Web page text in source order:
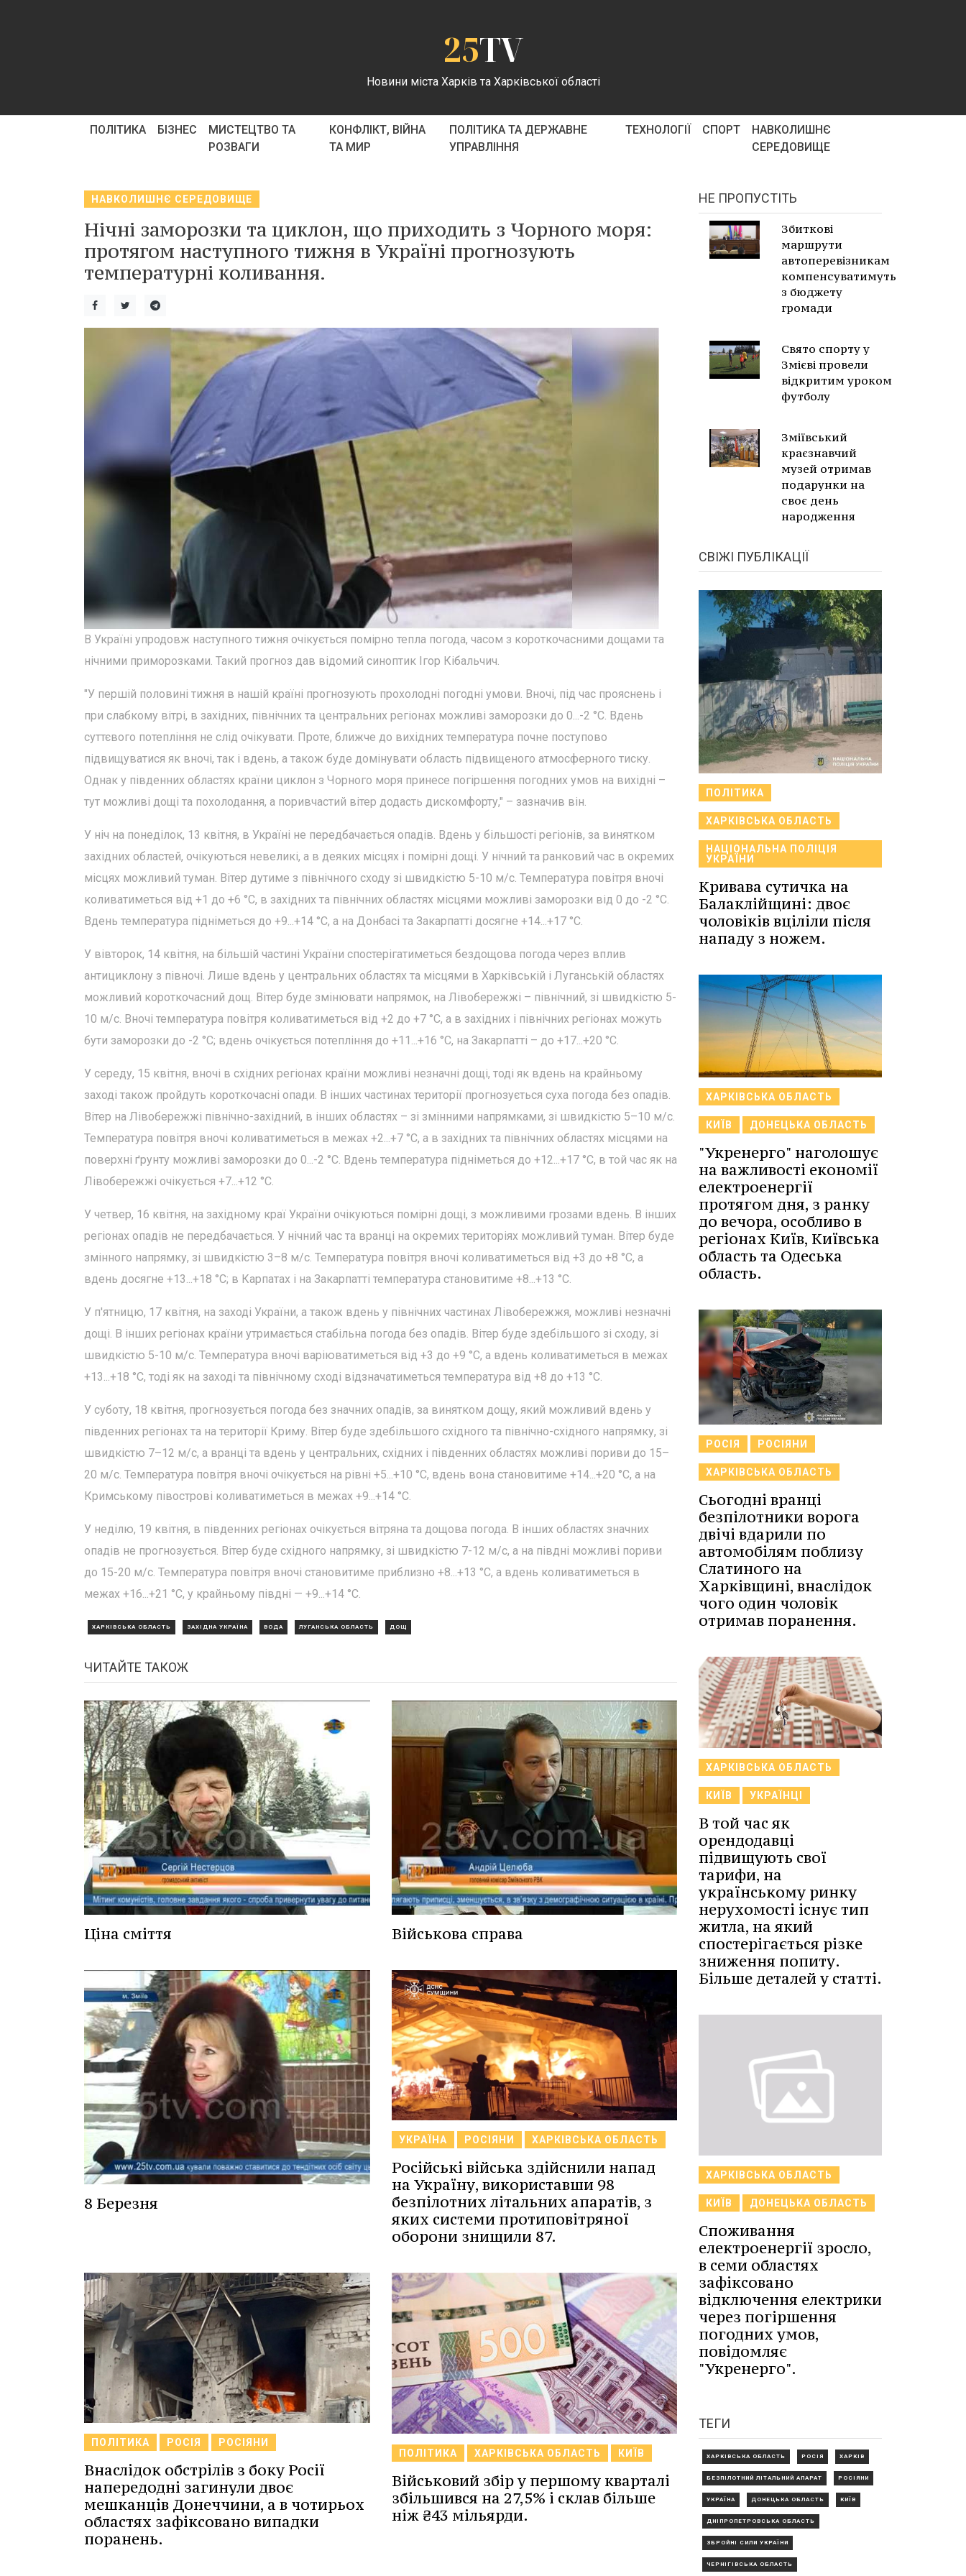
25TV
Новини міста Харків та Харківської області
ПОЛІТИКА БІЗНЕС
МИСТЕЦТВО ТА
РОЗВАГИ
КОНФЛІКТ, ВІЙНА
ТА МИР
ПОЛІТИКА ТА ДЕРЖАВНЕ
УПРАВЛІННЯ
ТЕХНОЛОГІЇ СПОРТ
НАВКОЛИШНЄ
СЕРЕДОВИЩЕ
НАВКОЛИШНЄ СЕРЕДОВИЩЕ
Нічні заморозки та циклон, що приходить з Чорного моря:
протягом наступного тижня в Україні прогнозують
температурні коливання.
В Україні упродовж наступного тижня очікується помірно тепла погода, часом з короткочасними дощами та
нічними приморозками. Такий прогноз дав відомий синоптик Ігор Кібальчич.
"У першій половині тижня в нашій країні прогнозують прохолодні погодні умови. Вночі, під час прояснень і
при слабкому вітрі, в західних, північних та центральних регіонах можливі заморозки до 0...-2 °С. Вдень
суттєвого потепління не слід очікувати. Проте, ближче до вихідних температура почне поступово
підвищуватися як вночі, так і вдень, а також буде домінувати область підвищеного атмосферного тиску.
Однак у південних областях країни циклон з Чорного моря принесе погіршення погодних умов на вихідні –
тут можливі дощі та похолодання, а поривчастий вітер додасть дискомфорту," – зазначив він.
У ніч на понеділок, 13 квітня, в Україні не передбачається опадів. Вдень у більшості регіонів, за винятком
західних областей, очікуються невеликі, а в деяких місцях і помірні дощі. У нічний та ранковий час в окремих
місцях можливий туман. Вітер дутиме з північного сходу зі швидкістю 5-10 м/с. Температура повітря вночі
коливатиметься від +1 до +6 °С, в західних та північних областях місцями можливі заморозки від 0 до -2 °С.
Вдень температура підніметься до +9...+14 °С, а на Донбасі та Закарпатті досягне +14...+17 °С.
У вівторок, 14 квітня, на більшій частині України спостерігатиметься бездощова погода через вплив
антициклону з півночі. Лише вдень у центральних областях та місцями в Харківській і Луганській областях
можливий короткочасний дощ. Вітер буде змінювати напрямок, на Лівобережжі – північний, зі швидкістю 5-
10 м/с. Вночі температура повітря коливатиметься від +2 до +7 °С, а в західних і північних регіонах можуть
бути заморозки до -2 °С; вдень очікується потепління до +11...+16 °С, на Закарпатті – до +17...+20 °С.
У середу, 15 квітня, вночі в східних регіонах країни можливі незначні дощі, тоді як вдень на крайньому
заході також пройдуть короткочасні опади. В інших частинах території прогнозується суха погода без опадів.
Вітер на Лівобережжі північно-західний, в інших областях – зі змінними напрямками, зі швидкістю 5–10 м/с.
Температура повітря вночі коливатиметься в межах +2...+7 °С, а в західних та північних областях місцями на
поверхні ґрунту можливі заморозки до 0...-2 °С. Вдень температура підніметься до +12...+17 °С, в той час як на
Лівобережжі очікується +7...+12 °С.
У четвер, 16 квітня, на західному краї України очікуються помірні дощі, з можливими грозами вдень. В інших
регіонах опадів не передбачається. У нічний час та вранці на окремих територіях можливий туман. Вітер буде
змінного напрямку, зі швидкістю 3–8 м/с. Температура повітря вночі коливатиметься від +3 до +8 °С, а
вдень досягне +13...+18 °С; в Карпатах і на Закарпатті температура становитиме +8...+13 °С.
У п'ятницю, 17 квітня, на заході України, а також вдень у північних частинах Лівобережжя, можливі незначні
дощі. В інших регіонах країни утримається стабільна погода без опадів. Вітер буде здебільшого зі сходу, зі
швидкістю 5-10 м/с. Температура вночі варіюватиметься від +3 до +9 °С, а вдень коливатиметься в межах
+13...+18 °С, тоді як на заході та північному сході відзначатиметься температура від +8 до +13 °С.
У суботу, 18 квітня, прогнозується погода без значних опадів, за винятком дощу, який можливий вдень у
південних регіонах та на території Криму. Вітер буде здебільшого східного та північно-східного напрямку, зі
швидкістю 7–12 м/с, а вранці та вдень у центральних, східних і південних областях можливі пориви до 15–
20 м/с. Температура повітря вночі очікується на рівні +5...+10 °С, вдень вона становитиме +14...+20 °С, а на
Кримському півострові коливатиметься в межах +9...+14 °С.
У неділю, 19 квітня, в південних регіонах очікується вітряна та дощова погода. В інших областях значних
опадів не прогнозується. Вітер буде східного напрямку, зі швидкістю 7-12 м/с, а на півдні можливі пориви
до 15-20 м/с. Температура повітря вночі становитиме приблизно +8...+13 °С, а вдень коливатиметься в
межах +16...+21 °С, у крайньому півдні — +9...+14 °С.
ХАРКІВСЬКА ОБЛАСТЬ ЗАХІДНА УКРАЇНА ВОДА ЛУГАНСЬКА ОБЛАСТЬ ДОЩ
ЧИТАЙТЕ ТАКОЖ
Ціна сміття Військова справа
8 Березня
УКРАЇНА РОСІЯНИ ХАРКІВСЬКА ОБЛАСТЬ
Російські війська здійснили напад
на Україну, використавши 98
безпілотних літальних апаратів, з
яких системи протиповітряної
оборони знищили 87.
ПОЛІТИКА РОСІЯ РОСІЯНИ
Внаслідок обстрілів з боку Росії
напередодні загинули двоє
мешканців Донеччини, а в чотирьох
областях зафіксовано випадки
поранень.
ПОЛІТИКА ХАРКІВСЬКА ОБЛАСТЬ КИЇВ
Військовий збір у першому кварталі
збільшився на 27,5% і склав більше
ніж ₴43 мільярди.
НЕ ПРОПУСТІТЬ
Збиткові
маршрути
автоперевізникам
компенсуватимуть
з бюджету
громади
Свято спорту у
Змієві провели
відкритим уроком
футболу
Зміївський
краєзнавчий
музей отримав
подарунки на
своє день
народження
СВІЖІ ПУБЛІКАЦІЇ
ПОЛІТИКА
ХАРКІВСЬКА ОБЛАСТЬ
НАЦІОНАЛЬНА ПОЛІЦІЯ
УКРАЇНИ
Кривава сутичка на
Балаклійщині: двоє
чоловіків вціліли після
нападу з ножем.
ХАРКІВСЬКА ОБЛАСТЬ
КИЇВ ДОНЕЦЬКА ОБЛАСТЬ
"Укренерго" наголошує
на важливості економії
електроенергії
протягом дня, з ранку
до вечора, особливо в
регіонах Київ, Київська
область та Одеська
область.
РОСІЯ РОСІЯНИ
ХАРКІВСЬКА ОБЛАСТЬ
Сьогодні вранці
безпілотники ворога
двічі вдарили по
автомобілям поблизу
Слатиного на
Харківщині, внаслідок
чого один чоловік
отримав поранення.
ХАРКІВСЬКА ОБЛАСТЬ
КИЇВ УКРАЇНЦІ
В той час як
орендодавці
підвищують свої
тарифи, на
українському ринку
нерухомості існує тип
житла, на який
спостерігається різке
зниження попиту.
Більше деталей у статті.
ХАРКІВСЬКА ОБЛАСТЬ
КИЇВ ДОНЕЦЬКА ОБЛАСТЬ
Споживання
електроенергії зросло,
в семи областях
зафіксовано
відключення електрики
через погіршення
погодних умов,
повідомляє
"Укренерго".
ТЕГИ
ХАРКІВСЬКА ОБЛАСТЬ РОСІЯ ХАРКІВ
БЕЗПІЛОТНИЙ ЛІТАЛЬНИЙ АПАРАТ РОСІЯНИ
УКРАЇНА ДОНЕЦЬКА ОБЛАСТЬ КИЇВ
ДНІПРОПЕТРОВСЬКА ОБЛАСТЬ
ЗБРОЙНІ СИЛИ УКРАЇНИ
ЧЕРНІГІВСЬКА ОБЛАСТЬ